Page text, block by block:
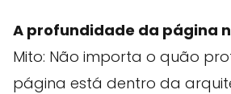
A profundidade da página
Mito: Não importa o quão
página está dentro da